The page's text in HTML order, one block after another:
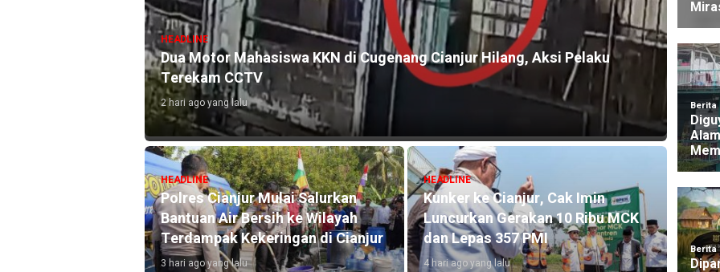
HEADLINE
Kebakaran Baru Muncul di Kawasan Kawah Gunung Gede, Relawan
Perkirakan Area Terdampak 5 Hektare
10 jam ago yang lalu
HEADLINE
Diduga Korsleting Listrik, Masjid
dan Madrasah di Sukaluyu Cianjur
Terbakar, Kerugian Ditaksir Rp400
Juta
2 hari ago yang lalu
HEADLINE
Kebakaran Lahan Terjadi di
Kawasan Alun-alun Suryakancana
Gunung Gede
2 hari ago yang lalu
Dua
2 hari
3 hari